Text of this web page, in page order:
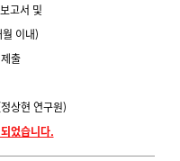
고서 및
이내)
출
상현 연구원)
었습니다.